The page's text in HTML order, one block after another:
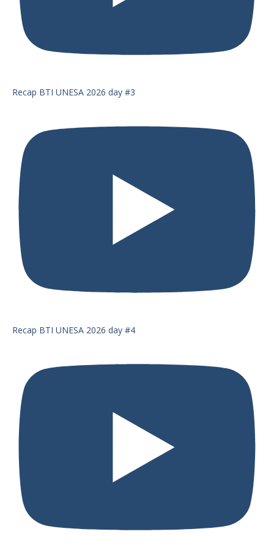
Recap BTI UNESA 2026 day #3
Recap BTI UNESA 2026 day #4